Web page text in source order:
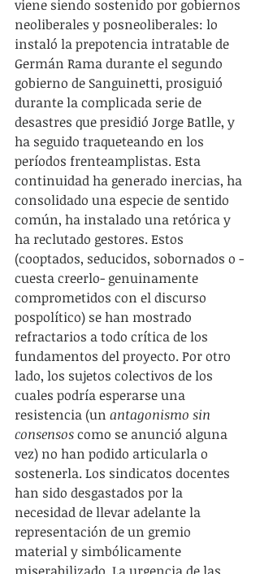
viene siendo sostenido por gobiernos
neoliberales y posneoliberales: lo
instaló la prepotencia intratable de
Germán Rama durante el segundo
gobierno de Sanguinetti, prosiguió
durante la complicada serie de
desastres que presidió Jorge Batlle, y
ha seguido traqueteando en los
períodos frenteamplistas. Esta
continuidad ha generado inercias, ha
consolidado una especie de sentido
común, ha instalado una retórica y
ha reclutado gestores. Estos
(cooptados, seducidos, sobornados o -
cuesta creerlo- genuinamente
comprometidos con el discurso
pospolítico) se han mostrado
refractarios a todo crítica de los
fundamentos del proyecto. Por otro
lado, los sujetos colectivos de los
cuales podría esperarse una
resistencia (un antagonismo sin
consensos como se anunció alguna
vez) no han podido articularla o
sostenerla. Los sindicatos docentes
han sido desgastados por la
necesidad de llevar adelante la
representación de un gremio
material y simbólicamente